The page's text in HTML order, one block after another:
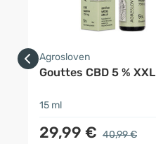
Agrosloven
Gouttes CBD 5 % XXL
15 ml
29,99 € 40,99 €